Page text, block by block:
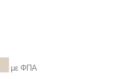
με ΦΠΑ